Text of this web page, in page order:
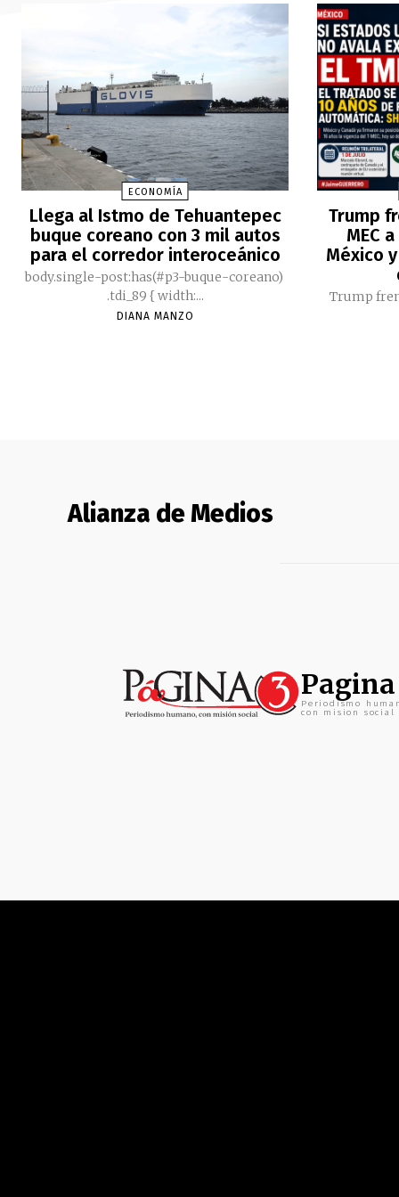
ECONOMÍA
Llega al Istmo de Tehuantepec
buque coreano con 3 mil autos
para el corredor interoceánico
body.single-post:has(#p3-buque-coreano)
.tdi_89 { width:...
DIANA MANZO
Trump
MEC
México
Trump
Alianza de Medios
Periodismo
con mision social